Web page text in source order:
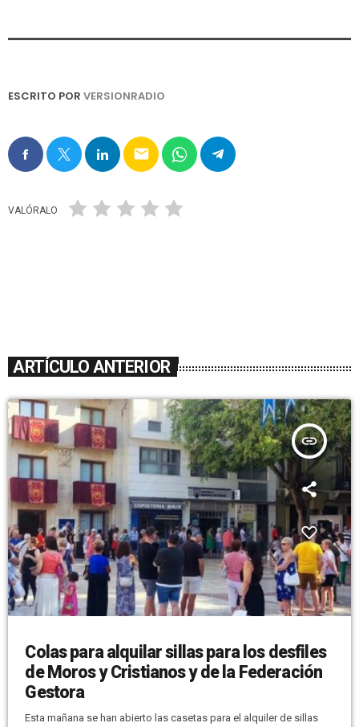
ESCRITO POR VERSIONRADIO
email
VALÓRALO
ARTÍCULO ANTERIOR
insert_link
Colas para alquilar sillas para los desfiles
de Moros y Cristianos y de la Federación
Gestora
Esta mañana se han abierto las casetas para el alquiler de sillas